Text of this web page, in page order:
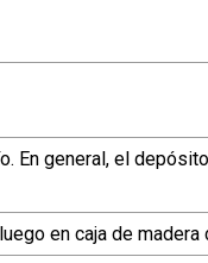
En general, el
en caja de